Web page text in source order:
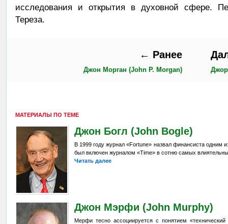
исследования и открытия в духовной сфере.
Тереза.
← Ранее
Джон Морган (John P. Morgan)
МАТЕРИАЛЫ ПО ТЕМЕ
Джон Богл (John Bogle)
В 1999 году журнал «Fortune» назвал финансиста одним
был включен журналом «Time» в сотню самых
Читать далее
Джон Мэрфи (John Murphy)
Мерфи тесно ассоциируется с понятием